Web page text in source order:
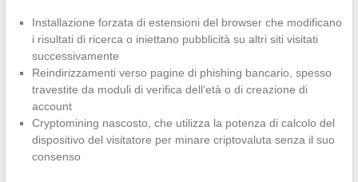
Installazione forzata di estensioni del browser che modificano
i risultati di ricerca o iniettano pubblicità su altri siti visitati
successivamente
Reindirizzamenti verso pagine di phishing bancario, spesso
travestite da moduli di verifica dell’età o di creazione di
account
Cryptomining nascosto, che utilizza la potenza di calcolo del
dispositivo del visitatore per minare criptovaluta senza il suo
consenso